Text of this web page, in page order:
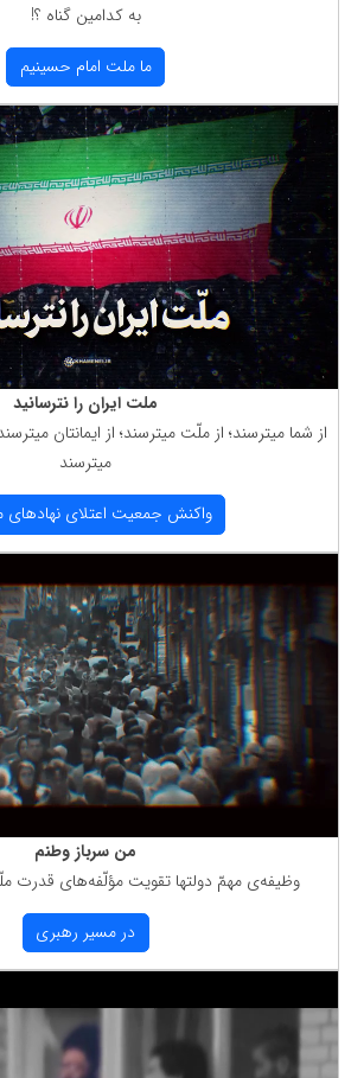
به كدامین گناه ؟!
ما ملت امام حسینیم
ملت ایران را نترسانید
از شما میترسند؛ از ملّت میترسند؛ از ایمانتان
میترسند
واكنش جمعیت اعتلای نهادهای
من سرباز وطنم
وظیفه‌ی مهمّ دولتها تقویت مؤلّفه‌های
در مسیر رهبری